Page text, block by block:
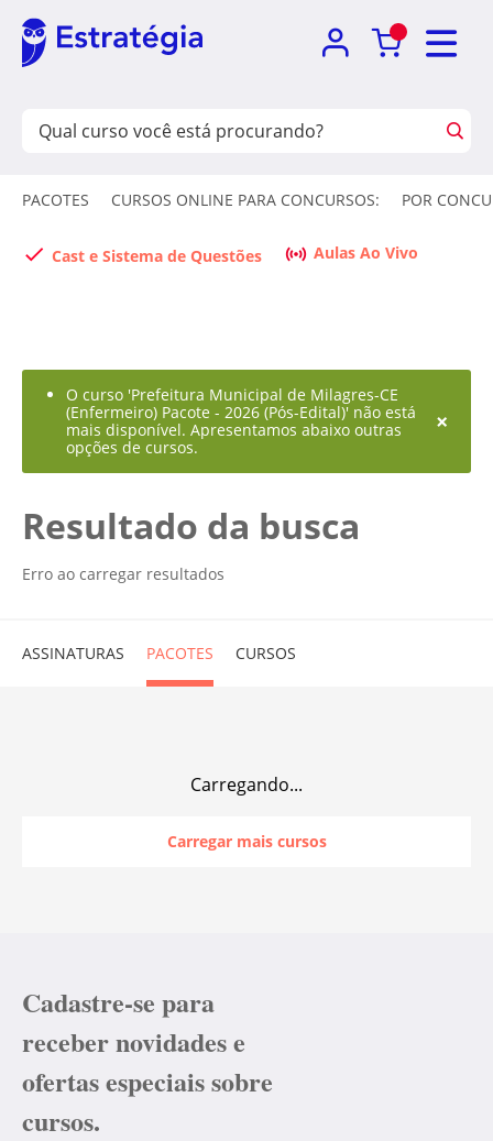
PACOTES CURSOS ONLINE PARA CONCURSOS: POR
Cast e Sistema de Questões Aulas Ao Vivo
O curso 'Prefeitura Municipal de Milagres-CE
(Enfermeiro) Pacote - 2026 (Pós-Edital)' não está
mais disponível. Apresentamos abaixo outras
opções de cursos.
×
Resultado da busca
Erro ao carregar resultados
ASSINATURAS PACOTES CURSOS
Carregando...
Carregar mais cursos
Cadastre-se para
receber novidades e
ofertas especiais sobre
cursos.